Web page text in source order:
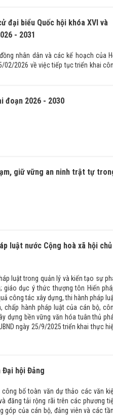
đại biểu Quốc hội khóa XVI và
- 2031
nhân dân và các kế hoạch của
02/2026 về việc tiếp tục triển khai
đoạn 2026 - 2030
giữ vững an ninh trật tự
luật nước Cộng hoà xã hội chủ
luật trong quản lý và kiến tạo sự
giáo dục ý thức thượng tôn Hiến
công tác xây dựng, thi hành pháp
hành pháp luật của cán bộ,
dựng bền vững văn hóa tuân thủ
ngày 25/9/2025 triển khai thực
Đại hội Đảng
bố toàn văn dự thảo các văn
đăng tải rộng rãi trên các phương
góp của cán bộ, đảng viên và các